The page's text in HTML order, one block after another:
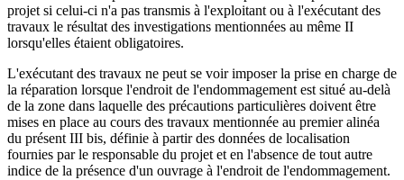
projet si celui-ci n'a pas transmis à l'exploitant ou à l'exécutant des
travaux le résultat des investigations mentionnées au même II
lorsqu'elles étaient obligatoires.
L'exécutant des travaux ne peut se voir imposer la prise en charge de
la réparation lorsque l'endroit de l'endommagement est situé au-delà
de la zone dans laquelle des précautions particulières doivent être
mises en place au cours des travaux mentionnée au premier alinéa
du présent III bis, définie à partir des données de localisation
fournies par le responsable du projet et en l'absence de tout autre
indice de la présence d'un ouvrage à l'endroit de l'endommagement.